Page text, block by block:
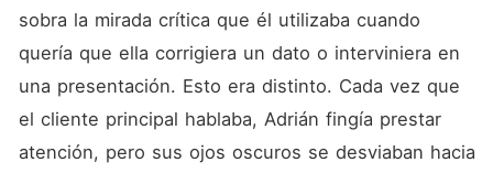
Varga Capital, la regla más
importante está a punto de
romperse: nunca te
destruirte con una sola firma.
sobra la mirada crítica que él utilizaba cuando
quería que ella corrigiera un dato o interviniera en
una presentación. Esto era distinto. Cada vez que
el cliente principal hablaba, Adrián fingía prestar
atención, pero sus ojos oscuros se desviaban hacia